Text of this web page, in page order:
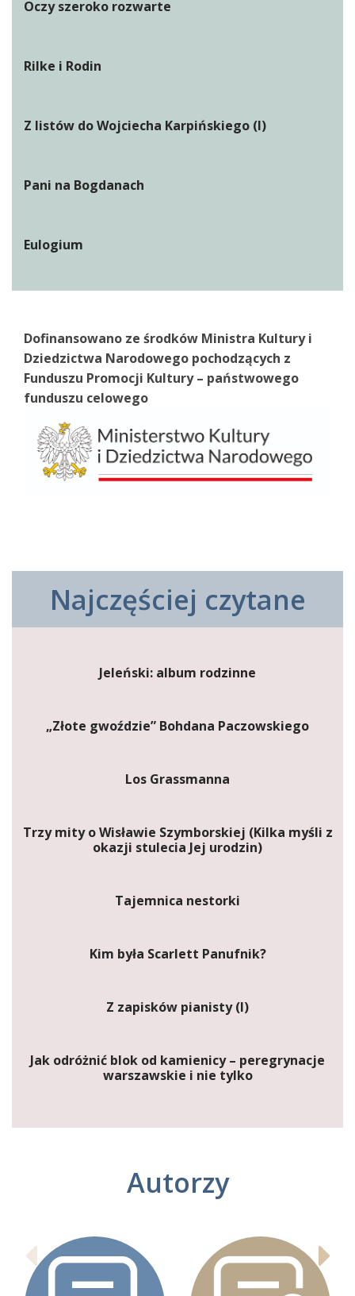
Oczy szeroko rozwarte
Rilke i Rodin
Z listów do Wojciecha Karpińskiego (I)
Pani na Bogdanach
Eulogium
Dofinansowano ze środków Ministra Kultury i
Dziedzictwa Narodowego pochodzących z
Funduszu Promocji Kultury – państwowego
funduszu celowego
Najczęściej czytane
Jeleński: album rodzinne
„Złote gwoździe” Bohdana Paczowskiego
Los Grassmanna
Trzy mity o Wisławie Szymborskiej (Kilka myśli z
okazji stulecia Jej urodzin)
Tajemnica nestorki
Kim była Scarlett Panufnik?
Z zapisków pianisty (I)
Jak odróżnić blok od kamienicy – peregrynacje
warszawskie i nie tylko
Autorzy